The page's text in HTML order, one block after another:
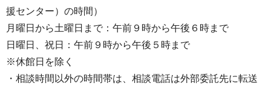
援センター）の時間）
月曜日から土曜日まで：午前９時から午後６時まで
日曜日、祝日：午前９時から午後５時まで
※休館日を除く
・相談時間以外の時間帯は、相談電話は外部委託先に転送